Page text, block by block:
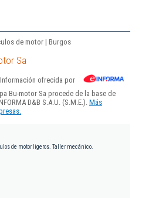
de motor | Burgos
Sa
Información ofrecida por
Bu-motor Sa procede de la base de
D&B S.A.U. (S.M.E.). Más
de motor ligeros. Taller mecánico.